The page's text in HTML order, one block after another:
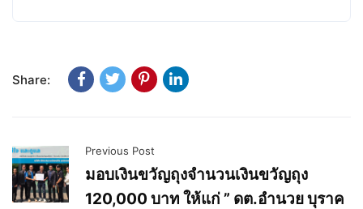
Share:
Previous Post
มอบเงินขวัญถุงจำนวนเงินขวัญถุง
120,000 บาท ให้แก่ ” ดต.อำนวย บุราค